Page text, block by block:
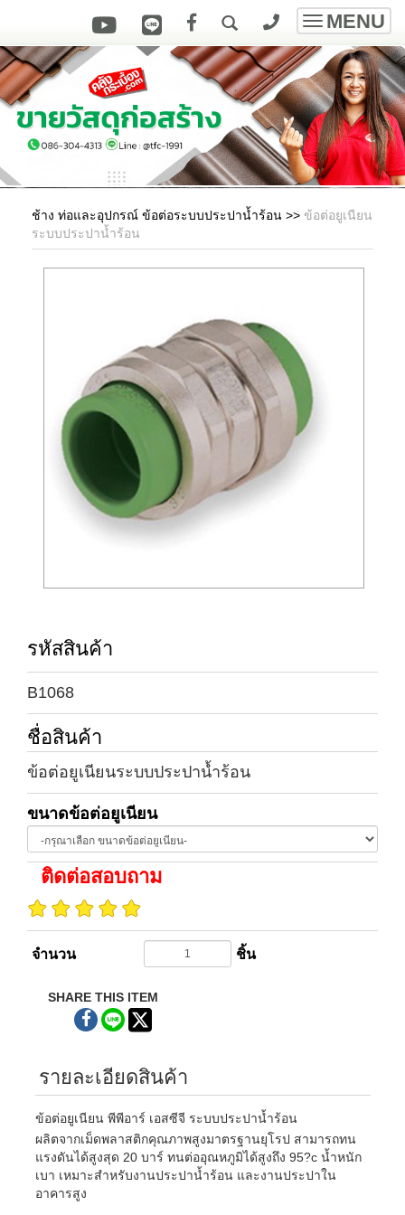
Toggle
MENU
ช้าง ท่อและอุปกรณ์ ข้อต่อระบบประปาน้ำร้อน>> ข้อต่อยูเนียน
ระบบประปาน้ำร้อน
รหัสสินค้า
B1068
ชื่อสินค้า
ข้อต่อยูเนียนระบบประปาน้ำร้อน
ขนาดข้อต่อยูเนียน
ติดต่อสอบถาม
จำนวน ชิ้น
SHARE THIS ITEM
รายละเอียดสินค้า
ข้อต่อยูเนียน พีพีอาร์ เอสซีจี ระบบประปาน้ำร้อน
ผลิตจากเม็ดพลาสติกคุณภาพสูงมาตรฐานยุโรป สามารถทน
แรงดันได้สูงสุด 20 บาร์ ทนต่ออุณหภูมิได้สูงถึง 95?c น้ำหนัก
เบา เหมาะสำหรับงานประปาน้ำร้อน และงานประปาใน
อาคารสูง